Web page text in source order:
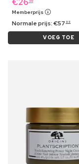
€26
Memberprijs
Normale prijs:€57 99
VOEG TOE